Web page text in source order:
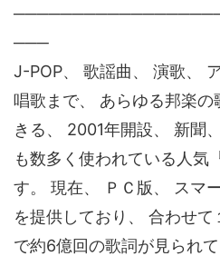
───
J-POP、 歌謡曲、 演歌、
唱歌まで、 あらゆる邦楽
きる、 2001年開設、 新聞
も数多く使われている人気
す。 現在、 ＰＣ版、 スマ
を提供しており、 合わせ
で約6億回の歌詞が見られ